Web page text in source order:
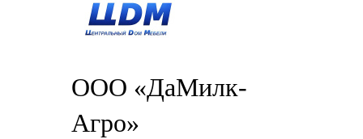
ООО «ДаМилк-
Агро»